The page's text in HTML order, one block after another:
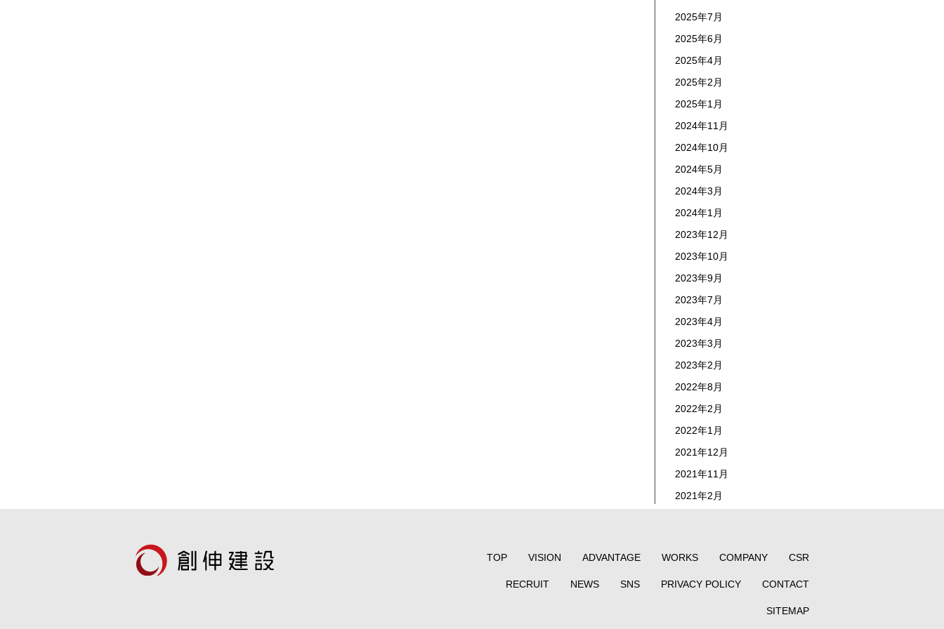
2025年7月
2025年6月
2025年4月
2025年2月
2025年1月
2024年11月
2024年10月
2024年5月
2024年3月
2024年1月
2023年12月
2023年10月
2023年9月
2023年7月
2023年4月
2023年3月
2023年2月
2022年8月
2022年2月
2022年1月
2021年12月
2021年11月
2021年2月
TOP VISION ADVANTAGE WORKS COMPANY CSR
RECRUIT NEWS SNS PRIVACY POLICY CONTACT
SITEMAP